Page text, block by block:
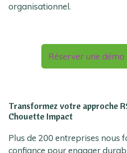
organisationnel.
Réserver une démo
Transformez votre approche
Chouette Impact
Plus de 200 entreprises nous
confiance pour engager